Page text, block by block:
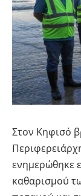
Στον Κηφισό
ενημερώθηκε
καθαρισμού